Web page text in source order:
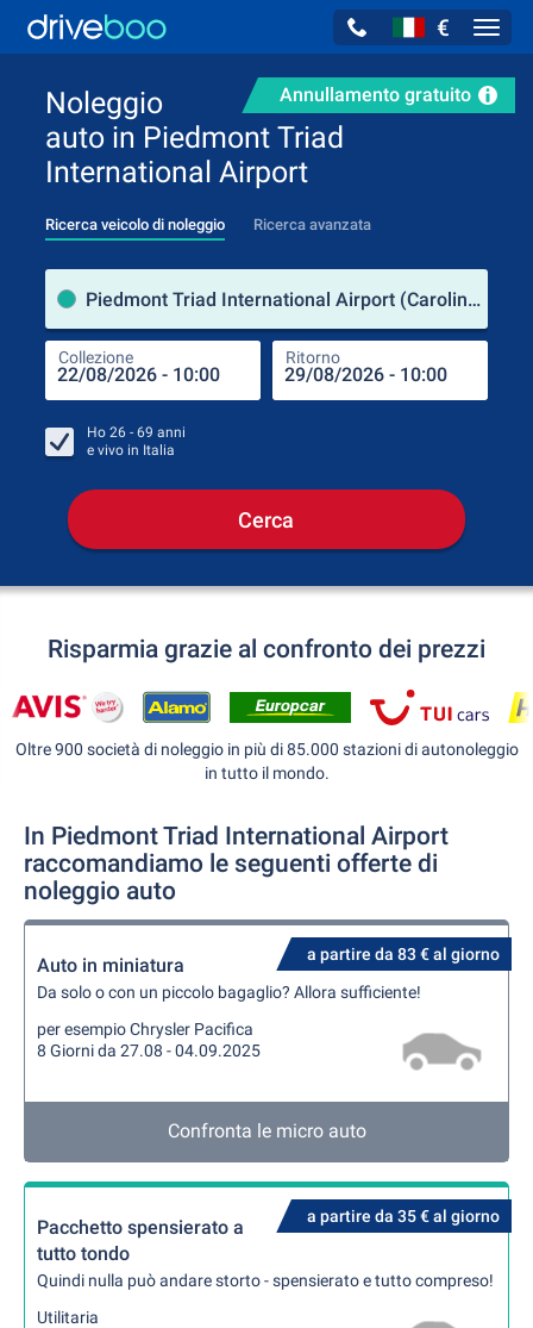
€
Annullamento gratuito
Noleggio
auto in Piedmont Triad
International Airport
Ricerca veicolo di noleggio Ricerca avanzata
Piedmont Triad International Airport (Carolina del Nord / Stati Uniti d'America)
Collezione Ritorno
Ho 26 - 69 anni
e vivo in Italia
Cerca
Risparmia grazie al confronto dei prezzi
Oltre 900 società di noleggio in più di 85.000 stazioni di autonoleggio
in tutto il mondo.
In Piedmont Triad International Airport
raccomandiamo le seguenti offerte di
noleggio auto
a partire da 83 € al giorno
Auto in miniatura
Da solo o con un piccolo bagaglio? Allora sufficiente!
per esempio Chrysler Pacifica
8 Giorni da 27.08 - 04.09.2025
Confronta le micro auto
a partire da 35 € al giorno
Pacchetto spensierato a
tutto tondo
Quindi nulla può andare storto - spensierato e tutto compreso!
Utilitaria